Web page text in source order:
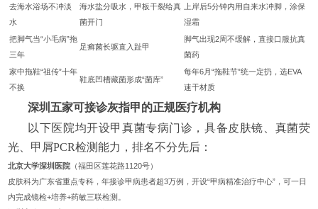
去海水浴场不冲淡
水
海水盐分吸水，甲板干裂给真
菌开门
上岸后5分钟内用自来水冲脚，涂保
湿霜
把脚气当“小毛病”拖
三年
足癣菌长驱直入趾甲
脚气出现2周不缓解，直接口服抗真
菌药
家中拖鞋“祖传”十年
不换
鞋底凹槽藏菌形成“菌库”
每年6月“拖鞋节”统一定扔，选EVA
速干材质
深圳五家可接诊灰指甲的正规医疗机构
以下医院均开设甲真菌专病门诊，具备皮肤镜、真菌荧
光、甲屑PCR检测能力，排名不分先后：
北京大学深圳医院 （福田区莲花路1120号）
皮肤科为广东省重点专科，年接诊甲病患者超3万例，开设“甲病精准治疗中心”，可一日
内完成镜检+培养+药敏三联检测。